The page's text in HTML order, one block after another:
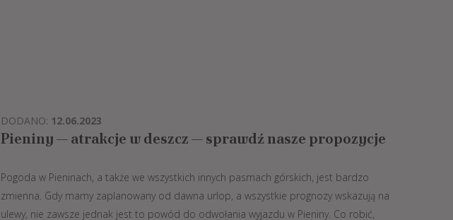
DODANO: 12.06.2023
Pieniny — atrakcje w deszcz — sprawdź nasze propozycje
Pogoda w Pieninach, a także we wszystkich innych pasmach górskich, jest bardzo
zmienna. Gdy mamy zaplanowany od dawna urlop, a wszystkie prognozy wskazują na
ulewy, nie zawsze jednak jest to powód do odwołania wyjazdu w Pieniny. Co robić,